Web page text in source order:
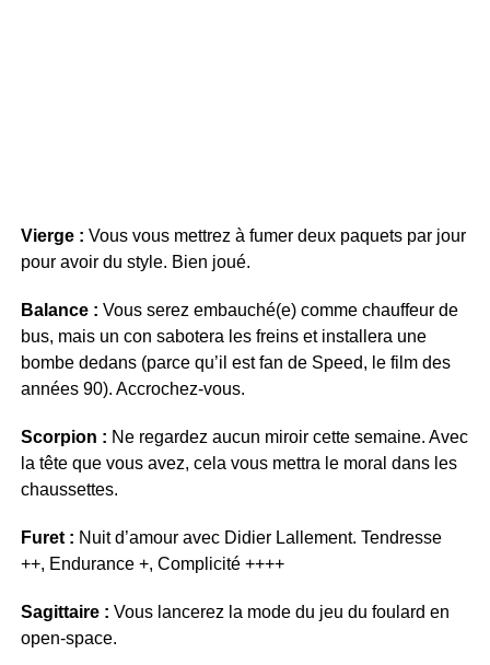
Vierge : Vous vous mettrez à fumer deux paquets par jour
pour avoir du style. Bien joué.
Balance : Vous serez embauché(e) comme chauffeur de
bus, mais un con sabotera les freins et installera une
bombe dedans (parce qu’il est fan de Speed, le film des
années 90). Accrochez-vous.
Scorpion : Ne regardez aucun miroir cette semaine. Avec
la tête que vous avez, cela vous mettra le moral dans les
chaussettes.
Furet : Nuit d’amour avec Didier Lallement. Tendresse
++, Endurance +, Complicité ++++
Sagittaire : Vous lancerez la mode du jeu du foulard en
open-space.